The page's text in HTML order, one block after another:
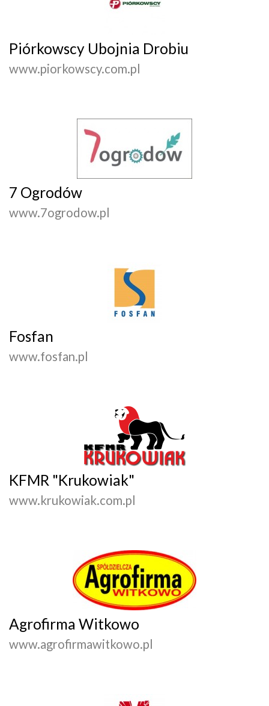
Piórkowscy Ubojnia Drobiu
www.piorkowscy.com.pl
7 Ogrodów
www.7ogrodow.pl
Fosfan
www.fosfan.pl
KFMR "Krukowiak"
www.krukowiak.com.pl
Agrofirma Witkowo
www.agrofirmawitkowo.pl